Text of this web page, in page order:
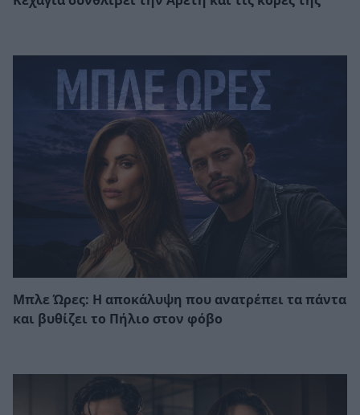
Μπλε Ώρες: Η αποκάλυψη που ανατρέπει τα πάντα
και βυθίζει το Πήλιο στον φόβο